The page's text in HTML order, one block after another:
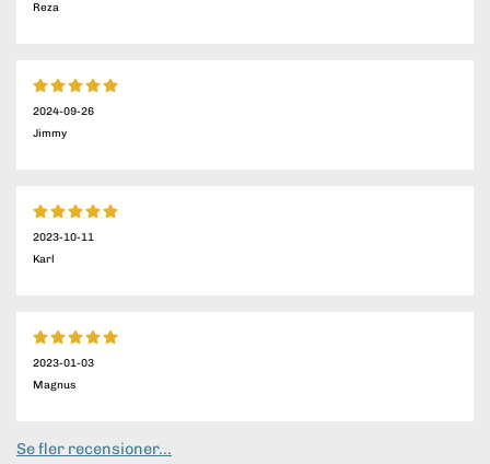
Reza
2024-09-26
Jimmy
2023-10-11
Karl
2023-01-03
Magnus
Se fler recensioner...